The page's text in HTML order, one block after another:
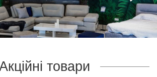
товари